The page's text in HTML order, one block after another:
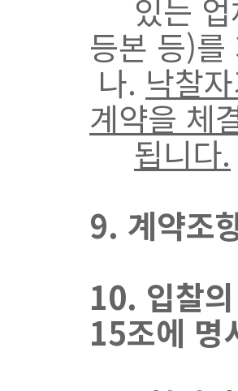
있는 업
등본 등)
나. 낙찰
계약을 체
됩니다.
9. 계약조
10. 입찰
15조에 명